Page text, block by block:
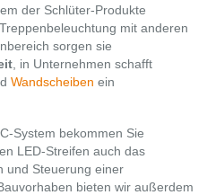
der Schlüter-Produkte
mit anderen
sorgen sie
, in Unternehmen schafft
Wandscheiben ein
System bekommen Sie
LED-Streifen auch das
und Steuerung einer
bieten wir außerdem